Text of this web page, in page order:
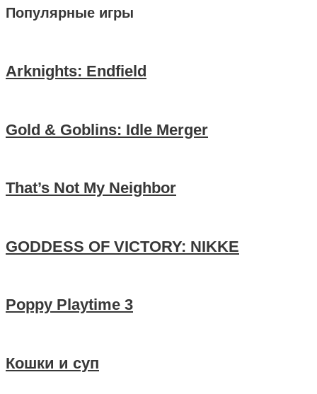
Популярные игры
Arknights: Endfield
Gold & Goblins: Idle Merger
That’s Not My Neighbor
GODDESS OF VICTORY: NIKKE
Poppy Playtime 3
Кошки и суп